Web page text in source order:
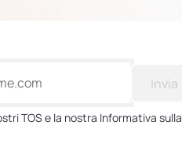
Invia
TOS e la nostra Informativa sulla